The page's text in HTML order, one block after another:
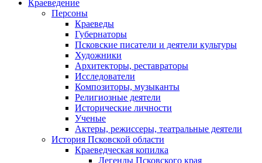
Краеведение
Персоны
Краеведы
Губернаторы
Псковские писатели и деятели культуры
Художники
Архитекторы, реставраторы
Исследователи
Композиторы, музыканты
Религиозные деятели
Исторические личности
Ученые
Актеры, режиссеры, театральные деятели
История Псковской области
Краеведческая копилка
Легенды Псковского края